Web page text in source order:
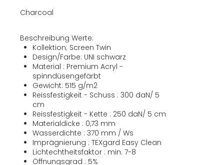
Charcoal
Beschreibung Werte:
Kollektion; Screen Twin
Design/Farbe: UNI schwarz
Material : Premium Acryl -
spinndüsengefärbt
Gewicht: 515 g/m2
Reissfestigkeit - Schuss : 300 daN/ 5
cm
Reissfestigkeit - Kette : 250 daN/ 5 cm
Materialdicke : 0,73 mm
Wasserdichte : 370 mm / Ws
Imprägnierung : TEXgard Easy Clean
Lichtechtheitsfaktor : min. 7-8
Öffnungsgrad : 5%